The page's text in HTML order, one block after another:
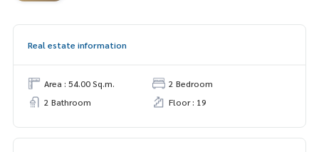
Real estate information
Area : 54.00 Sq.m.
2 Bedroom
2 Bathroom
Floor : 19